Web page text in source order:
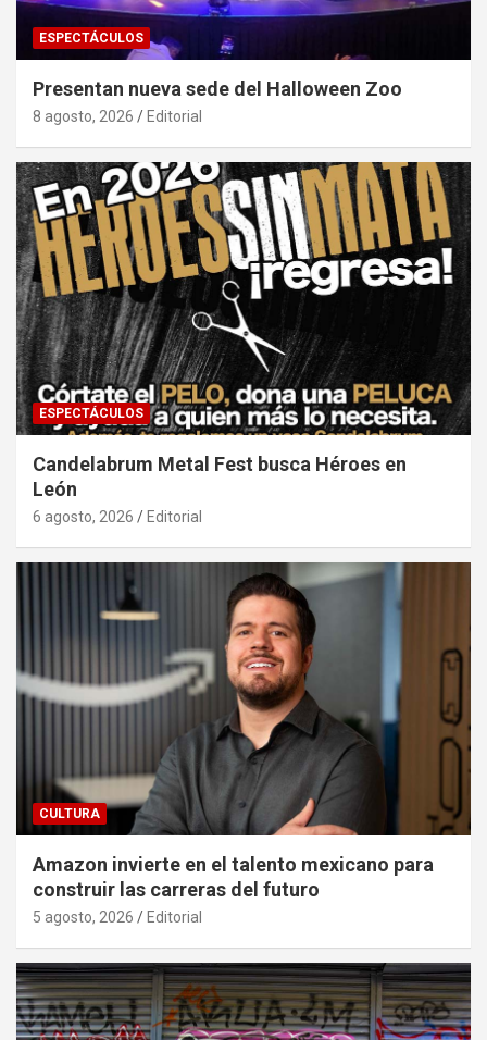
ESPECTÁCULOS
Presentan nueva sede del Halloween Zoo
8 agosto, 2026 Editorial
ESPECTÁCULOS
Candelabrum Metal Fest busca Héroes en
León
6 agosto, 2026 Editorial
CULTURA
Amazon invierte en el talento mexicano para
construir las carreras del futuro
5 agosto, 2026 Editorial